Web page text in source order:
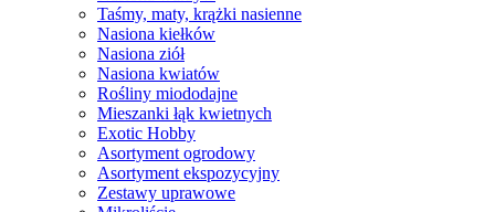
Taśmy, maty, krążki nasienne
Nasiona kiełków
Nasiona ziół
Nasiona kwiatów
Rośliny miododajne
Mieszanki łąk kwietnych
Exotic Hobby
Asortyment ogrodowy
Asortyment ekspozycyjny
Zestawy uprawowe